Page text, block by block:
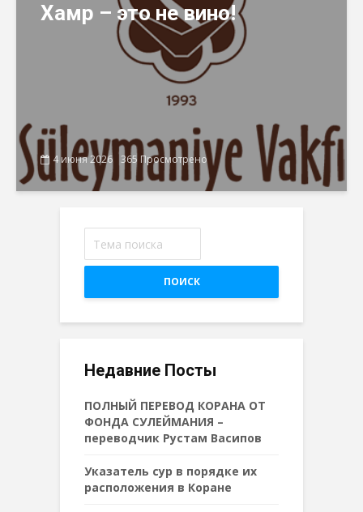
Хамр – это не вино!
4 июня 2026 365 Просмотрено
ПОИСК
Недавние Посты
ПОЛНЫЙ ПЕРЕВОД КОРАНА ОТ
ФОНДА СУЛЕЙМАНИЯ –
переводчик Рустам Васипов
Указатель сур в порядке их
расположения в Коране